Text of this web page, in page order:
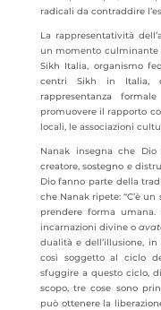
radicali da contraddire
La rappresentatività
un momento culminante
Sikh Italia, organismo
centri Sikh in Italia,
rappresentanza
promuovere il rapporto
locali, le associazioni
Nanak insegna che
creatore, sostegno e
Dio fanno parte della
che Nanak ripete: “C’è
prendere forma
incarnazioni divine o
dualità e dell’illusione,
così soggetto al ciclo
sfuggire a questo ciclo,
scopo, tre cose sono
può ottenere la